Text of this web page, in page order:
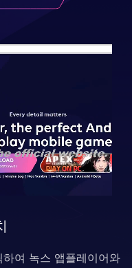
여 녹스 앱플레이어와